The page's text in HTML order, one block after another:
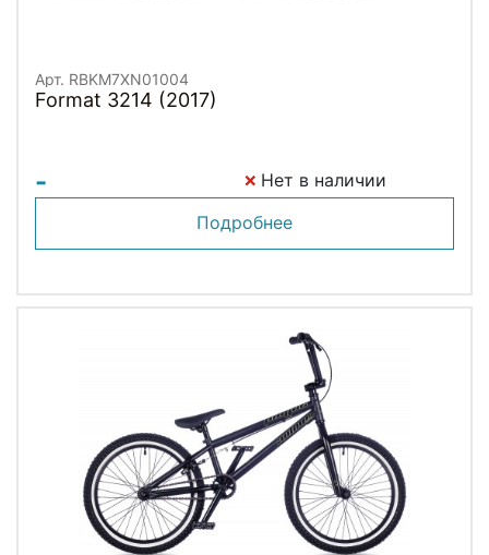
Арт. RBKM7XN01004
Format 3214 (2017)
-
Нет в наличии
Подробнее